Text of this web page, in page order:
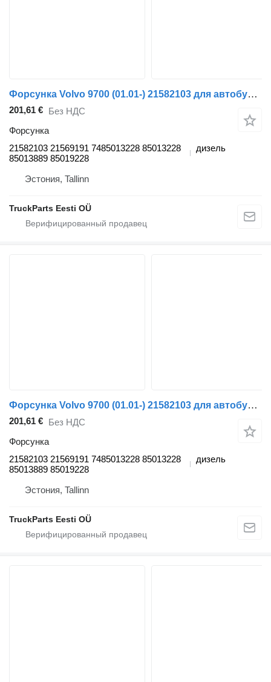
Форсунка Volvo 9700 (01.01-) 21582103 для автобуса Volvo 7700-9900 bus (1999-)
201,61 € Без НДС
Форсунка
21582103 21569191 7485013228 85013228
85013889 85019228
дизель
Эстония, Tallinn
TruckParts Eesti OÜ
Форсунка Volvo 9700 (01.01-) 21582103 для автобуса Volvo 7700-9900 bus (1999-)
201,61 € Без НДС
Форсунка
21582103 21569191 7485013228 85013228
85013889 85019228
дизель
Эстония, Tallinn
TruckParts Eesti OÜ